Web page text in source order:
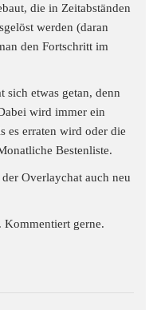
die in Zeitabständen
werden (daran
den Fortschritt im
sich etwas getan, denn
wird immer ein
es erraten wird oder die
Bestenliste.
Overlaychat auch neu
Kommentiert gerne.